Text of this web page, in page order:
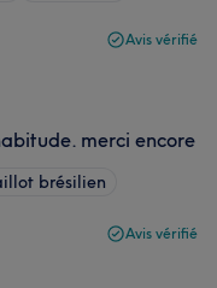
Avis vérifié
merci encore
brésilien
Avis vérifié